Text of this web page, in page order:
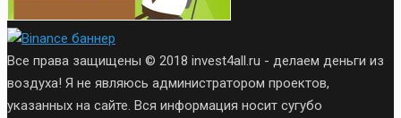
Все права защищены © 2018 invest4all.ru - делаем деньги из
воздуха! Я не являюсь администратором проектов,
указанных на сайте. Вся информация носит сугубо